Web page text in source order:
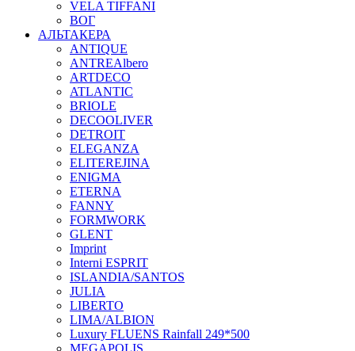
VELA TIFFANI
ВОГ
АЛЬТАКЕРА
ANTIQUE
ANTREAlbero
ARTDECO
ATLANTIC
BRIOLE
DECOOLIVER
DETROIT
ELEGANZA
ELITEREJINA
ENIGMA
ETERNA
FANNY
FORMWORK
GLENT
Imprint
Interni ESPRIT
ISLANDIA/SANTOS
JULIA
LIBERTO
LIMA/ALBION
Luxury FLUENS Rainfall 249*500